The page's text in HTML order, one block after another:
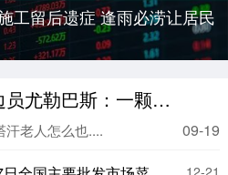
工留后遗症 逢雨必涝让居民
一颗向着天安门的赤子之心
09-19
汗老人怎么也....
12-21